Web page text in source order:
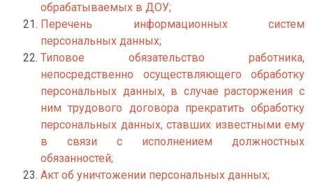
обрабатываемых в ДОУ;
Перечень информационных систем
персональных данных;
Типовое обязательство работника,
непосредственно осуществляющего обработку
персональных данных, в случае расторжения с
ним трудового договора прекратить обработку
персональных данных, ставших известными ему
в связи с исполнением должностных
обязанностей;
Акт об уничтожении персональных данных;